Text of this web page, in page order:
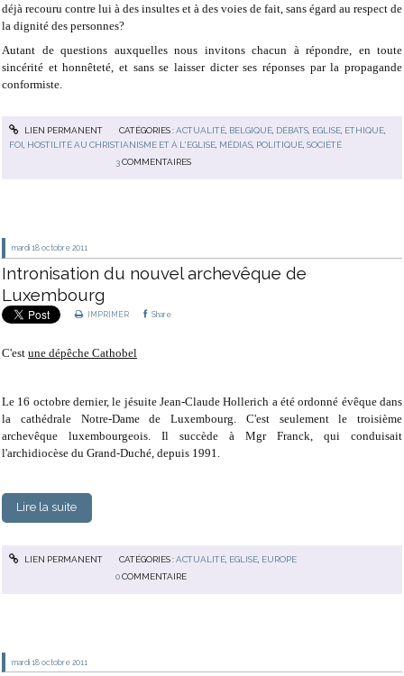
déjà recouru contre lui à des insultes et à des voies de fait, sans égard au respect de
la dignité des personnes?
Autant de questions auxquelles nous invitons chacun à répondre, en toute
sincérité et honnêteté, et sans se laisser dicter ses réponses par la propagande
conformiste.
LIEN PERMANENT CATÉGORIES :ACTUALITÉ, BELGIQUE, DÉBATS, EGLISE, ETHIQUE,
FOI, HOSTILITÉ AU CHRISTIANISME ET À L'EGLISE, MÉDIAS, POLITIQUE,SOCIÉTÉ
3 COMMENTAIRES
mardi 18 octobre 2011
Intronisation du nouvel archevêque de
Luxembourg
IMPRIMER Share
C'est une dépêche Cathobel
Le 16 octobre dernier, le jésuite Jean-Claude Hollerich a été ordonné évêque dans
la cathédrale Notre-Dame de Luxembourg. C'est seulement le troisième
archevêque luxembourgeois. Il succède à Mgr Franck, qui conduisait
l'archidiocèse du Grand-Duché, depuis 1991.
Lire la suite
LIEN PERMANENT CATÉGORIES :ACTUALITÉ, EGLISE, EUROPE
0 COMMENTAIRE
mardi 18 octobre 2011